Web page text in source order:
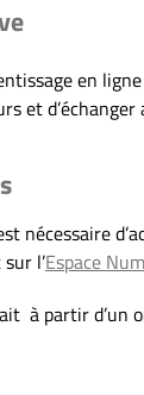
en
et
nécessaire
l’Espace
à partir d’un